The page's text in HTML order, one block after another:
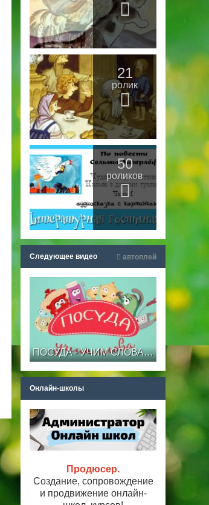
21
ролик
50
роликов
Следующее видео автоплей
ПОСУДА - УЧИМ СЛОВА для детей от 2 лет || Развивающие мультики для самых маленьких
Онлайн-школы
Продюсер.
Создание, сопровождение
и продвижение онлайн-